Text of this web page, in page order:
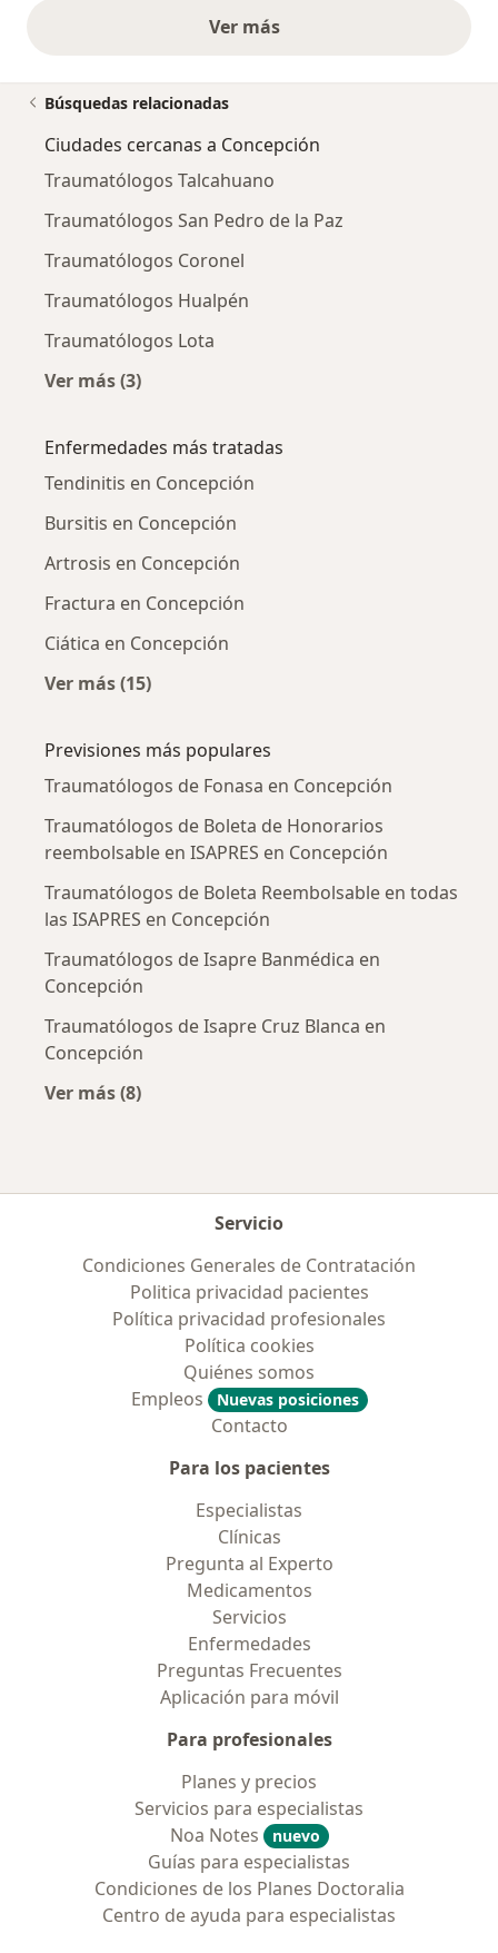
Ver másopiniones anteriores
Búsquedas relacionadas
Ciudades cercanas a Concepción
Traumatólogos Talcahuano
Traumatólogos San Pedro de la Paz
Traumatólogos Coronel
Traumatólogos Hualpén
Traumatólogos Lota
Ver más (3)
Enfermedades más tratadas
Tendinitis en Concepción
Bursitis en Concepción
Artrosis en Concepción
Fractura en Concepción
Ciática en Concepción
Ver más (15)
Previsiones más populares
Traumatólogos de Fonasa en Concepción
Traumatólogos de Boleta de Honorarios
reembolsable en ISAPRES en Concepción
Traumatólogos de Boleta Reembolsable en todas
las ISAPRES en Concepción
Traumatólogos de Isapre Banmédica en
Concepción
Traumatólogos de Isapre Cruz Blanca en
Concepción
Ver más (8)
Servicio
Condiciones Generales de Contratación
Politica privacidad pacientes
Política privacidad profesionales
Política cookies
Quiénes somos
Empleos
Nuevas posiciones
Contacto
Para los pacientes
Especialistas
Clínicas
Pregunta al Experto
Medicamentos
Servicios
Enfermedades
Preguntas Frecuentes
Aplicación para móvil
Para profesionales
Planes y precios
Servicios para especialistas
Noa Notes
nuevo
Guías para especialistas
Condiciones de los Planes Doctoralia
Centro de ayuda para especialistas